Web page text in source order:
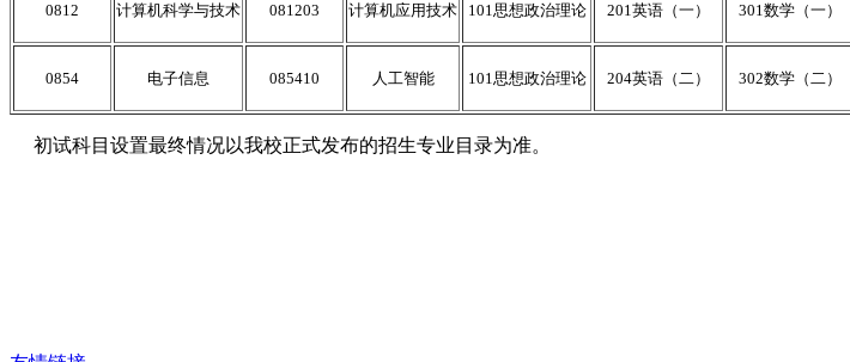
0812 计算机科学与技术 081203 计算机应用技术 101思想政治理论 201英语（一） 301数学（一）
0854 电子信息 085410 人工智能 101思想政治理论 204英语（二） 302数学（二）
初试科目设置最终情况以我校正式发布的招生专业目录为准。